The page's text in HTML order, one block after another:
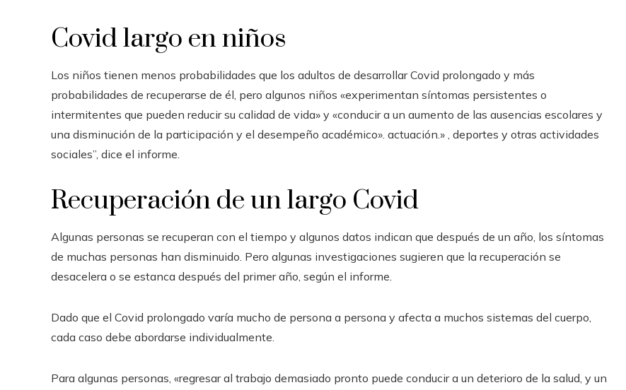
Covid largo en niños
Los niños tienen menos probabilidades que los adultos de desarrollar Covid prolongado y más
probabilidades de recuperarse de él, pero algunos niños «experimentan síntomas persistentes o
intermitentes que pueden reducir su calidad de vida» y «conducir a un aumento de las ausencias escolares y
una disminución de la participación y el desempeño académico». actuación.» , deportes y otras actividades
sociales”, dice el informe.
Recuperación de un largo Covid
Algunas personas se recuperan con el tiempo y algunos datos indican que después de un año, los síntomas
de muchas personas han disminuido. Pero algunas investigaciones sugieren que la recuperación se
desacelera o se estanca después del primer año, según el informe.
Dado que el Covid prolongado varía mucho de persona a persona y afecta a muchos sistemas del cuerpo,
cada caso debe abordarse individualmente.
Para algunas personas, «regresar al trabajo demasiado pronto puede conducir a un deterioro de la salud, y un